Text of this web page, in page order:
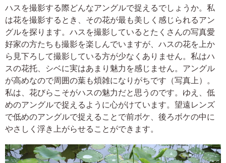
ハスを撮影する際どんなアングルで捉えるでしょうか。私
は花を撮影するとき、その花が最も美しく感じられるアン
グルを探ります。ハスを撮影しているとたくさんの写真愛
好家の方たちも撮影を楽しんでいますが、ハスの花を上か
ら見下ろして撮影している方が少なくありません。私はハ
スの花托、シベに実はあまり魅力を感じません。アングル
が高めなので周囲の葉も煩雑になりがちです（写真上）。
私は、花びらこそがハスの魅力だと思うのです。ゆえ、低
めのアングルで捉えるように心がけています。望遠レンズ
で低めのアングルで捉えることで前ボケ、後ろボケの中に
やさしく浮き上がらせることができます。